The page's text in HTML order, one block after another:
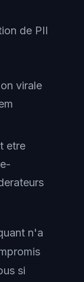
de PII
virale
etre
n'a
si